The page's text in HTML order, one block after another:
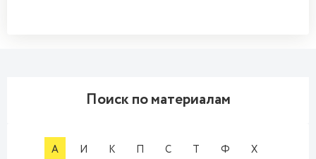
Поиск по материалам
А И К П С Т Ф
Х